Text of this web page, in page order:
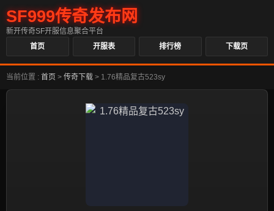
SF999传奇发布网
新开传奇SF开服信息聚合平台
首页
开服表 排行榜 下载页
当前位置 : 首页 > 传奇下载 > 1.76精品复古523sy